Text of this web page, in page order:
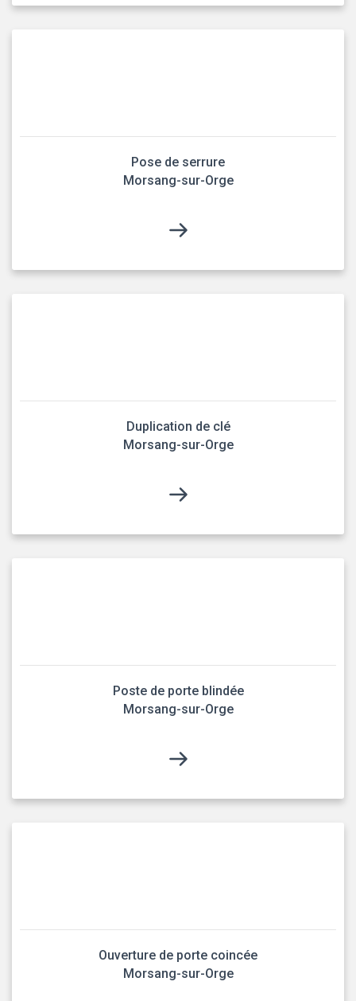
Pose de serrure
Morsang-sur-Orge
Duplication de clé
Morsang-sur-Orge
Poste de porte blindée
Morsang-sur-Orge
Ouverture de porte coincée
Morsang-sur-Orge